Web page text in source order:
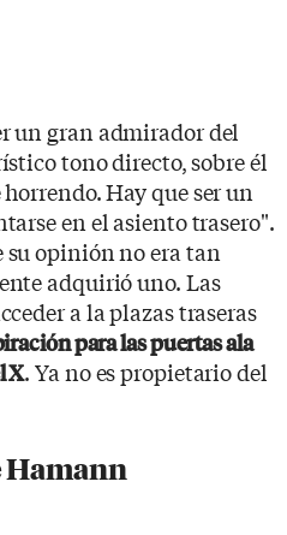
un gran admirador del
tono directo, sobre él
Hay que ser un
en el asiento trasero".
su opinión no era tan
adquirió uno. Las
a la plazas traseras
para las puertas ala
X. Ya no es propietario del
Hamann